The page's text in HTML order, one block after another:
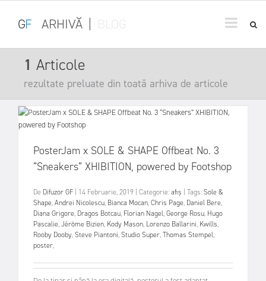
GF ARHIVĂ
1 Articole
rezultate preluate din toată arhiva de articole
PosterJam x SOLE & SHAPE Offbeat No. 3
“Sneakers” XHIBITION, powered by Footshop
De Difuzor GF 14 Februarie, 2019 Categorie:afiș Tags:Sole &
Shape,Andrei Nicolescu, Bianca Mocan,Chris Page, Daniel Bere,
Diana Grigore, Dragos Botcau, Florian Nagel,George Rosu, Hugo
Pascalie,Jérôme Bizien, Kody Mason, Lorenzo Ballarini, Kwills,
Rooby Dooby,Steve Piantoni,Studio Super,Thomas Stempel,
poster,